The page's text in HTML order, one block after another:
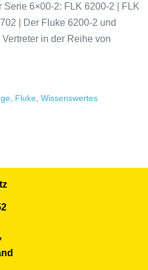
Serie 6×00-2: FLK 6200-2 | FLK
| Der Fluke 6200-2 und
in der Reihe von
Fluke Wissenswertes